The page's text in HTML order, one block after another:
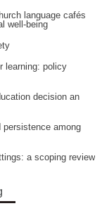
language cafés
well-being
learning: policy
decision an
persistence among
a scoping review